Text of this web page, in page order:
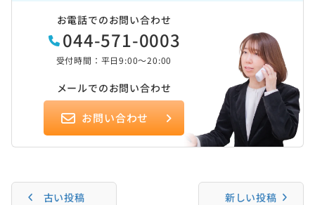
お電話でのお問い合わせ
044-571-0003
受付時間：平日9:00～20:00
メールでのお問い合わせ
お問い合わせ
古い投稿 新しい投稿